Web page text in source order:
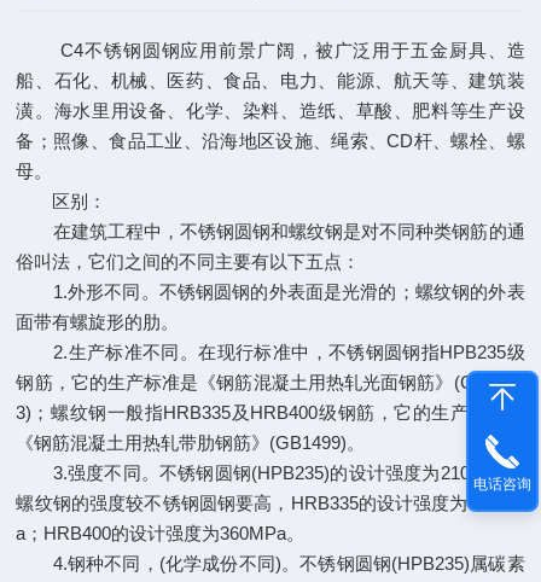
C4不锈钢圆钢应用前景广阔，被广泛用于五金厨具、造
船、石化、机械、医药、食品、电力、能源、航天等、建筑装
潢。海水里用设备、化学、染料、造纸、草酸、肥料等生产设
备；照像、食品工业、沿海地区设施、绳索、CD杆、螺栓、螺
母。
区别：
在建筑工程中，不锈钢圆钢和螺纹钢是对不同种类钢筋的通
俗叫法，它们之间的不同主要有以下五点：
1.外形不同。不锈钢圆钢的外表面是光滑的；螺纹钢的外表
面带有螺旋形的肋。
2.生产标准不同。在现行标准中，不锈钢圆钢指HPB235级
钢筋，它的生产标准是《钢筋混凝土用热轧光面钢筋》(GB1301
3)；螺纹钢一般指HRB335及HRB400级钢筋，它的生产标准是
《钢筋混凝土用热轧带肋钢筋》(GB1499)。
3.强度不同。不锈钢圆钢(HPB235)的设计强度为210MPa；
螺纹钢的强度较不锈钢圆钢要高，HRB335的设计强度为300MP
a；HRB400的设计强度为360MPa。
4.钢种不同，(化学成份不同)。不锈钢圆钢(HPB235)属碳素
电话咨询